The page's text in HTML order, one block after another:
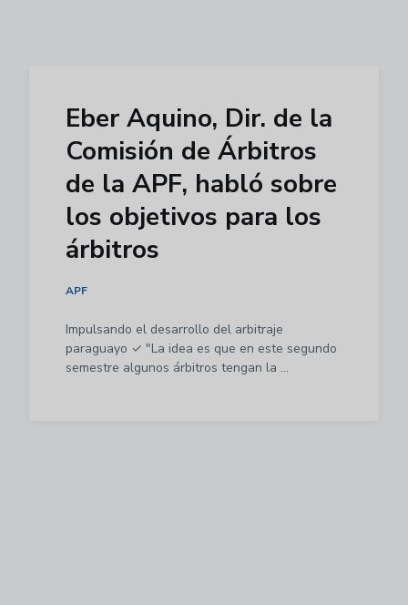
Eber Aquino, Dir. de la
Comisión de Árbitros
de la APF, habló sobre
los objetivos para los
árbitros
APF
Impulsando el desarrollo del arbitraje
paraguayo ✓ "La idea es que en este segundo
semestre algunos árbitros tengan la ...